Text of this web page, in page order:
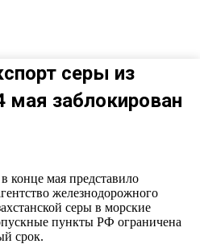
серы из
мая заблокирован
конце мая представило
железнодорожного
серы в морские
пункты РФ ограничена
срок.